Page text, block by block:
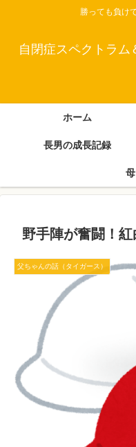
勝っても負け
自閉症スペクトラ
ホーム
長男の成長記録
野手陣が奮闘！紅
父ちゃんの話（タイガース）